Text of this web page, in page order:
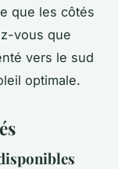
que les côtés
vous que
vers le sud
optimale.